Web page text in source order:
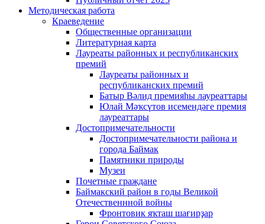
Методическая работа
Краеведение
Общественные организации
Литературная карта
Лауреаты районных и республиканских
премий
Лауреаты районных и
республиканских премий
Батыр Вәлид премияһы лауреаттары
Юлай Мәҡсүтов исемендәге премия
лауреаттары
Достопримечательности
Достопримечательности района и
города Баймак
Памятники природы
Музеи
Почетные граждане
Баймакский район в годы Великой
Отечественнной войны
Фронтовик яҡташ шағирҙар